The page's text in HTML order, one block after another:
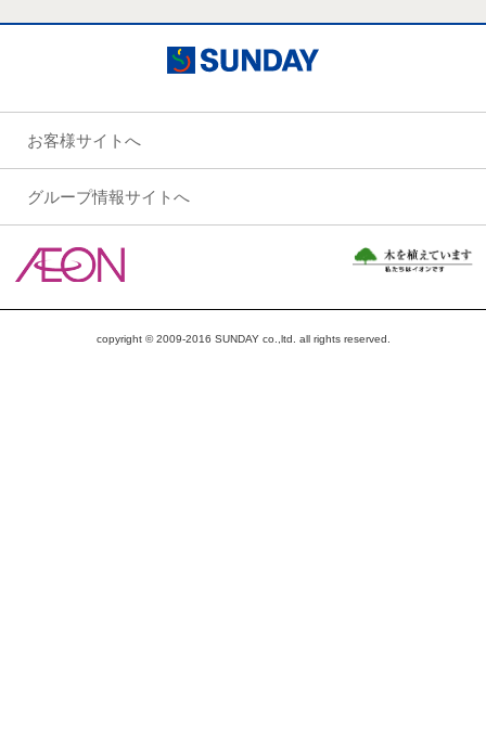
お客様サイトへ
グループ情報サイトへ
copyright © 2009-2016 SUNDAY co.,ltd. all rights reserved.